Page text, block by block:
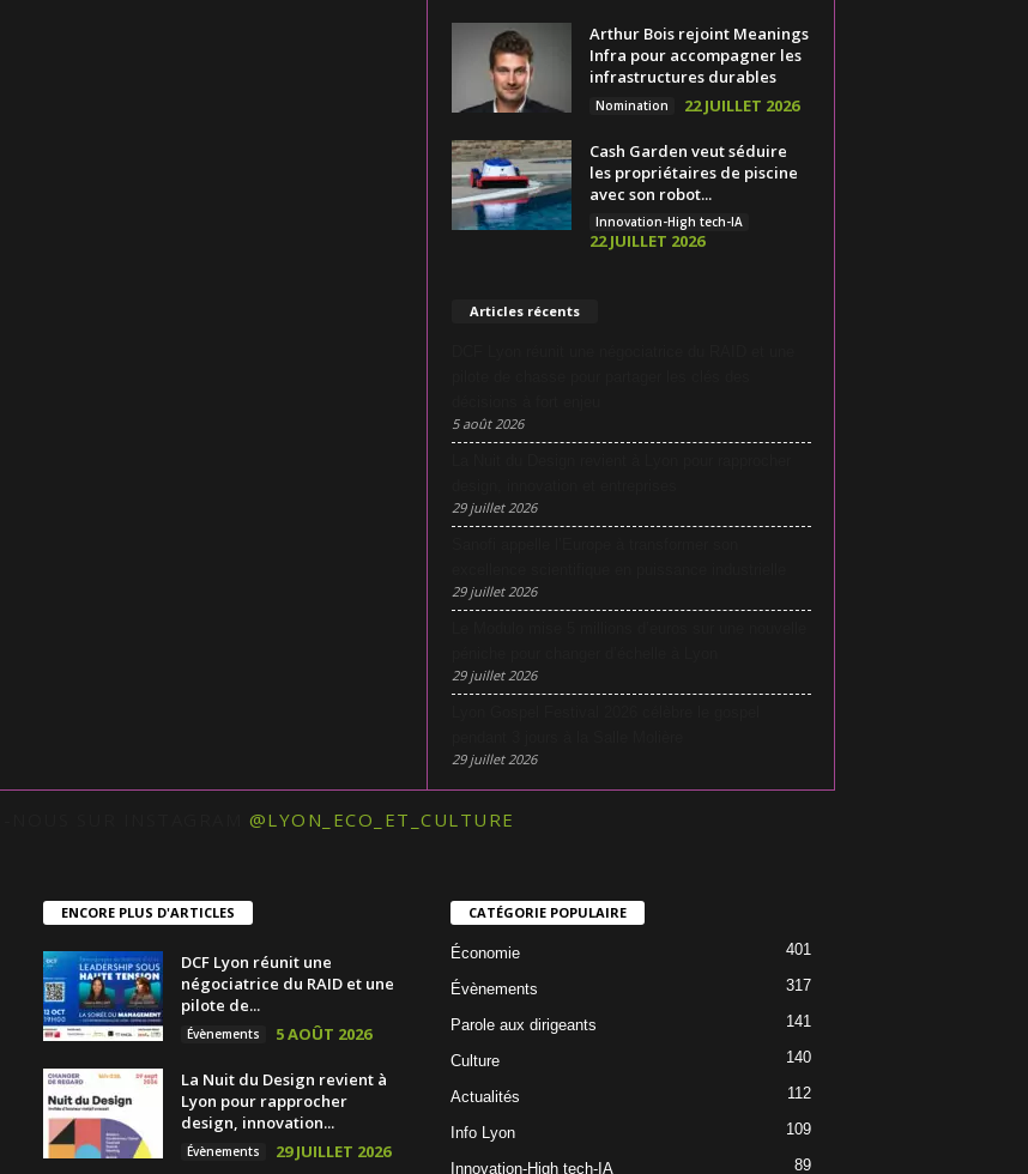
Arthur Bois rejoint Meanings
Infra pour accompagner les
infrastructures durables
Nomination 22 JUILLET 2026
Cash Garden veut séduire
les propriétaires de piscine
avec son robot...
Innovation-High tech-IA
22 JUILLET 2026
Articles récents
5 août 2026
29 juillet 2026
29 juillet 2026
29 juillet 2026
29 juillet 2026
@LYON_ECO_ET_CULTURE
ENCORE PLUS D'ARTICLES
DCF Lyon réunit une
négociatrice du RAID et une
pilote de...
Évènements 5 AOÛT 2026
La Nuit du Design revient à
Lyon pour rapprocher
design, innovation...
Évènements 29 JUILLET 2026
CATÉGORIE POPULAIRE
Économie 401
Évènements 317
Parole aux dirigeants 141
Culture 140
Actualités 112
Info Lyon 109
Innovation-High tech-IA 89